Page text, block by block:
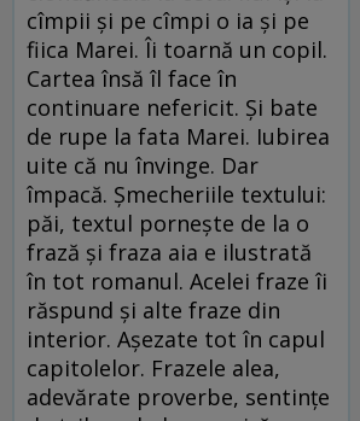
cîmpii şi pe cîmpi o ia şi pe
fiica Marei. Îi toarnă un copil.
Cartea însă îl face în
continuare nefericit. Şi bate
de rupe la fata Marei. Iubirea
uite că nu învinge. Dar
împacă. Şmecheriile textului:
păi, textul porneşte de la o
frază şi fraza aia e ilustrată
în tot romanul. Acelei fraze îi
răspund şi alte fraze din
interior. Aşezate tot în capul
capitolelor. Frazele alea,
adevărate proverbe, sentinţe